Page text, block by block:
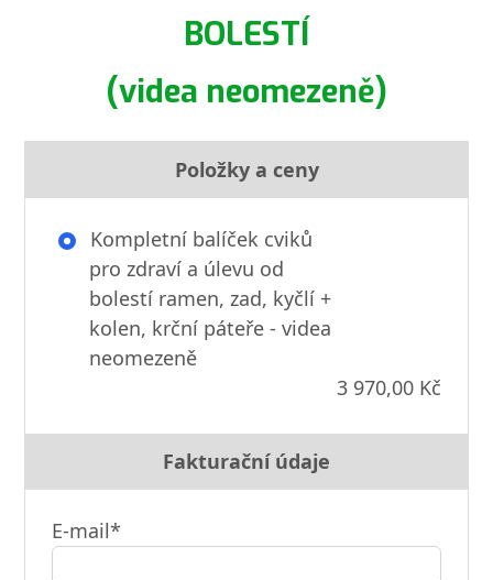
BOLESTÍ
(videa neomezeně)
Položky a ceny
Kompletní balíček cviků
pro zdraví a úlevu od
bolestí ramen, zad, kyčlí +
kolen, krční páteře - videa
neomezeně
3 970,00 Kč
Fakturační údaje
E-mail*